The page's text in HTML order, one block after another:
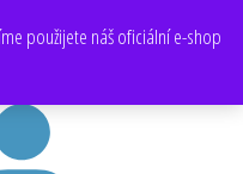
použijete náš oficiální e-shop